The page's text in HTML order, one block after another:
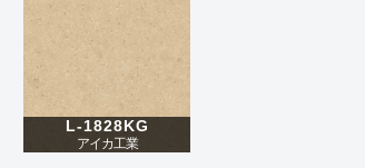
L-1828KG
アイカ工業